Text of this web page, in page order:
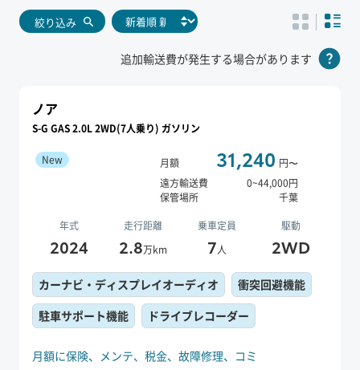
絞り込み
追加輸送費が発生する場合があります
ノア
S-G GAS 2.0L 2WD(7人乗り) ガソリン
New 月額 31,240 円〜
遠方輸送費
0~44,000円
保管場所
千葉
年式 走行距離 乗車定員 駆動
2024 2.8万km 7人 2WD
月額に保険、 メンテ、 税金、 故障修理、 コミ
カーナビ・ディスプレイオーディオ
衝突回避機能
駐車サポート機能
ドライブレコーダー